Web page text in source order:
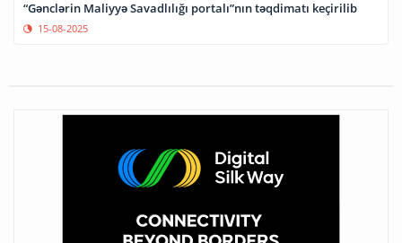
“Gənclərin Maliyyə Savadlılığı portalı”nın təqdimatı keçirilib
15-08-2025